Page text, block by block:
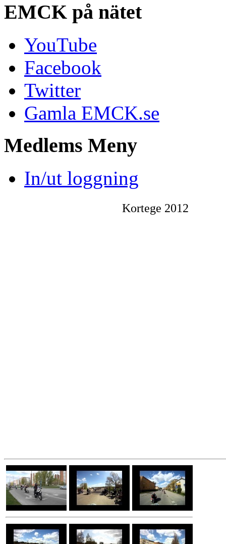
EMCK på nätet
YouTube
Facebook
Twitter
Gamla EMCK.se
Medlems Meny
In/ut loggning
Kortege 2012